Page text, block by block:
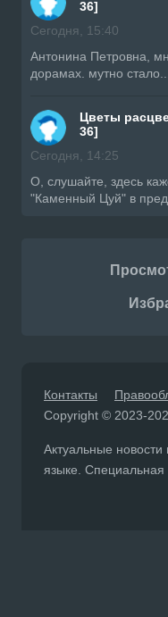
36]
Сегодня, 15:40
Антонина Петровна,
дорамах. мутно стало....
Цветы
36]
Сегодня, 14:25
О, слушайте, здесь
"Каменный Цуй" в
Контакты
Copyright © 2023-
Актуальные
языке. Специальная